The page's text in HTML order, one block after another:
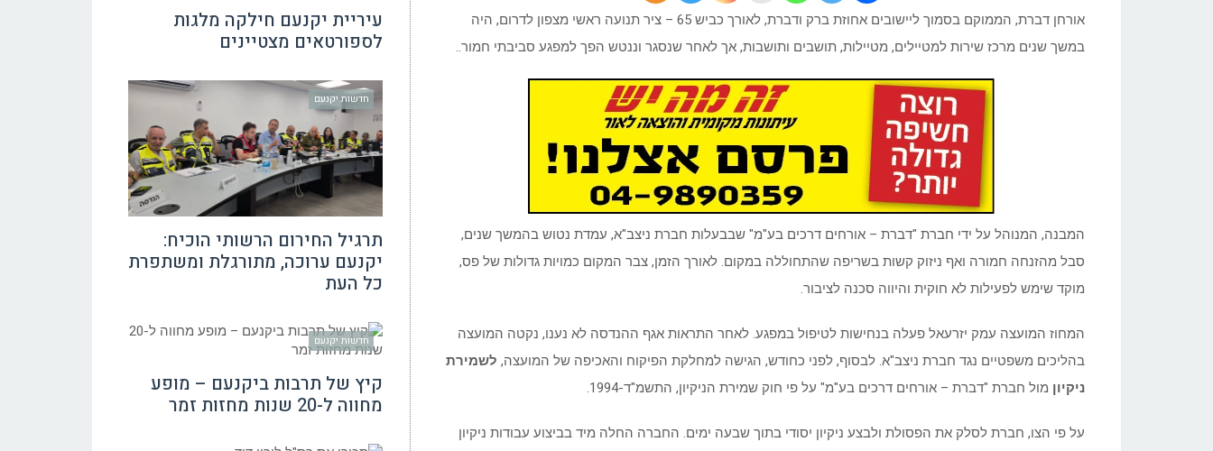
אורחן דברת, הממוקם בסמוך ליישובים אחוזת ברק ודברת, לאורך כביש 65 – ציר תנועה ראשי מצפון לדרום, היה
במשך שנים מרכז שירות למטיילים, מטיילות, תושבים ותושבות, אך לאחר שנסגר וננטש הפך למפגע סביבתי חמור..
המבנה, המנוהל על ידי חברת "דברת – אורחים דרכים בע"מ" שבבעלות חברת ניצב"א, עמדת נטוש בהמשך שנים,
סבל מהזנחה חמורה ואף ניזוק קשות בשריפה שהתחוללה במקום. לאורך הזמן, צבר המקום כמויות גדולות של פס,
מוקד שימש לפעילות לא חוקית והיווה סכנה לציבור.
המחוז המועצה עמק יזרעאל פעלה בנחישות לטיפול במפגע. לאחר התראות אגף ההנדסה לא נענו, נקטה המועצה
בהליכים משפטיים נגד חברת ניצב"א. לבסוף, לפני כחודש, הגישה למחלקת הפיקוח והאכיפה של המועצה, לשמירת
ניקיון מול חברת "דברת – אורחים דרכים בע"מ" על פי חוק שמירת הניקיון, התשמ"ד-1994.
על פי הצו, חברת לסלק את הפסולת ולבצע ניקיון יסודי בתוך שבעה ימים. החברה החלה מיד בביצוע עבודות ניקיון
עיריית יקנעם חילקה מלגות
לספורטאים מצטיינים
חדשות יקנעם
תרגיל החירום הרשותי הוכיח:
יקנעם ערוכה, מתורגלת ומשתפרת
כל העת
חדשות יקנעם
קיץ של תרבות ביקנעם – מופע
מחווה ל-20 שנות מחזות זמר